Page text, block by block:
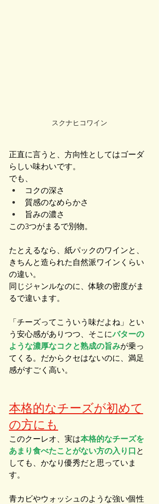
スクナヒコワイン
正直に言うと、方向性としてはゴーダ
らしい味わいです。
でも、
コクの深さ
質感のなめらかさ
旨みの濃さ
この3つがまるで別物。
たとえるなら、紙パックのワインと、
きちんと造られた自然派ワインくらい
の違い。
同じジャンルなのに、体験の密度がま
るで違います。
「チーズってこういう味だよね」とい
う安心感がありつつ、そこにバターの
ような濃厚なコクと熟成の旨みが乗っ
てくる。だからクセはないのに、満足
感がすごく高い。
本格的なチーズが初めて
の方にも
このクーレオ、実は本格的なチーズを
あまり食べたことがない方の入り口 と
しても、かなり優秀だと思っていま
す。
青カビやウォッシュのような強い個性